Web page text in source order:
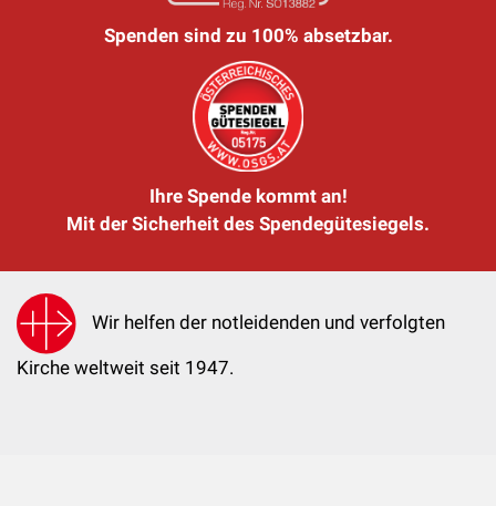
Spenden sind zu 100% absetzbar.
Ihre Spende kommt an!
Mit der Sicherheit des Spendegütesiegels.
Wir helfen der notleidenden und verfolgten
Kirche weltweit seit 1947.